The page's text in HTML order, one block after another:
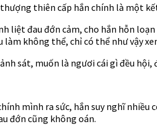
thiên cấp hắn chính là một
liệt đau đớn cảm, cho hắn hỗn
không thể, chỉ có thể như vậy
sát, muốn là ngươi cái gì đều hội,
mình ra sức, hắn suy nghĩ
đớn cũng không oán.